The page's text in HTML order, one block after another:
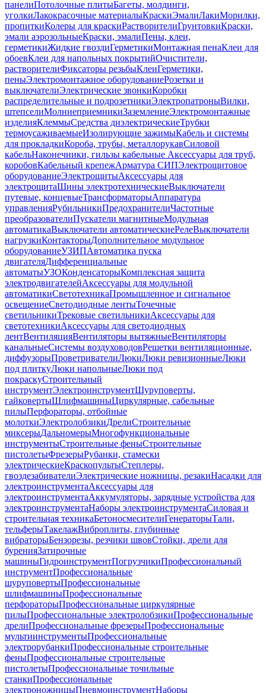
панелиПотолочные плитыБагеты, молдинги,
уголкиЛакокрасочные материалыКраскиЭмалиЛакиМорилки,
пропиткиКолеры для краскиРастворителиГрунтовкиКраски,
эмали аэрозольныеКраски, эмалиПены, клеи,
герметикиЖидкие гвоздиГерметикиМонтажная пенаКлеи для
обоевКлеи для напольных покрытийОчистители,
растворителиФиксаторы резьбыКлеиГерметики,
пеныЭлектромонтажное оборудованиеРозетки и
выключателиЭлектрические звонкиКоробки
распределительные и подрозетникиЭлектропатроныВилки,
штепселиМолниеприемникиЗаземлениеЭлектромонтажные
изделияКлеммыСредства диэлектрическиеТрубки
термоусаживаемыеИзолирующие зажимыКабель и системы
для прокладкиКороба, трубы, металлорукавСиловой
кабельНаконечники, гильзы кабельные Аксессуары для труб,
коробовКабельный крепежАрматура СИПЭлектрощитовое
оборудованиеЭлектрощитыАксессуары для
электрощитаШины электротехническиеВыключатели
путевые, концевыеТрансформаторыАппаратура
управленияРубильникиПредохранителиЧастотные
преобразователиПускатели магнитныеМодульная
автоматикаВыключатели автоматическиеРелеВыключатели
нагрузкиКонтакторыДополнительное модульное
оборудованиеУЗИПАвтоматика пуска
двигателяДифференциальные
автоматыУЗОКонденсаторыКомплексная защита
электродвигателейАксессуары для модульной
автоматикиСветотехникаПромышленное и сигнальное
освещениеСветодиодные лентыТочечные
светильникиТрековые светильникиАксессуары для
светотехникиАксессуары для светодиодных
лентВентиляцияВентиляторы вытяжныеВентиляторы
канальныеСистемы воздуховодовРешетки вентиляционные,
диффузорыПроветривателиЛюкиЛюки ревизионныеЛюки
под плиткуЛюки напольныеЛюки под
покраскуСтроительный
инструментЭлектроинструментШуруповерты,
гайковертыШлифмашиныЦиркулярные, сабельные
пилыПерфораторы, отбойные
молоткиЭлектролобзикиДрелиСтроительные
миксерыДальномерыМногофункциональные
инструментыСтроительные феныСтроительные
пистолетыФрезерыРубанки, стамески
электрическиеКраскопультыСтеплеры,
гвоздезабивателиЭлектрические ножницы, резакиНасадки для
электроинструментаАксессуары для
электроинструментаАккумуляторы, зарядные устройства для
электроинструментаНаборы электроинструментаСиловая и
строительная техникаБетоносмесителиГенераторыТали,
тельферыТакелажВиброплиты, глубинные
вибраторыБензорезы, резчики швовСтойки, дрели для
буренияЗатирочные
машиныГидроинструментПогрузчикиПрофессиональный
инструментПрофессиональные
шуруповертыПрофессиональные
шлифмашиныПрофессиональные
перфораторыПрофессиональные циркулярные
пилыПрофессиональные электролобзикиПрофессиональные
дрелиПрофессиональные фрезерыПрофессиональные
мультиинструментыПрофессиональные
электрорубанкиПрофессиональные строительные
феныПрофессиональные строительные
пистолетыПрофессиональные точильные
станкиПрофессиональные
электроножницыПневмоинструментНаборы